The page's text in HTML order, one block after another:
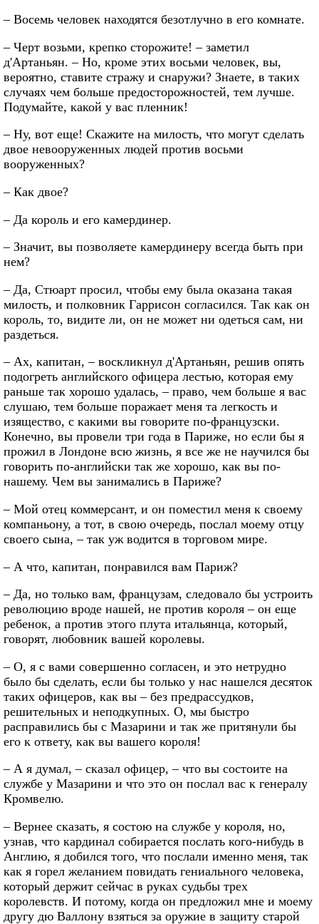
– Восемь человек находятся безотлучно в его комнате.
– Черт возьми, крепко сторожите! – заметил
д'Артаньян. – Но, кроме этих восьми человек, вы,
вероятно, ставите стражу и снаружи? Знаете, в таких
случаях чем больше предосторожностей, тем лучше.
Подумайте, какой у вас пленник!
– Ну, вот еще! Скажите на милость, что могут сделать
двое невооруженных людей против восьми
вооруженных?
– Как двое?
– Да король и его камердинер.
– Значит, вы позволяете камердинеру всегда быть при
нем?
– Да, Стюарт просил, чтобы ему была оказана такая
милость, и полковник Гаррисон согласился. Так как он
король, то, видите ли, он не может ни одеться сам, ни
раздеться.
– Ах, капитан, – воскликнул д'Артаньян, решив опять
подогреть английского офицера лестью, которая ему
раньше так хорошо удалась, – право, чем больше я вас
слушаю, тем больше поражает меня та легкость и
изящество, с какими вы говорите по-французски.
Конечно, вы провели три года в Париже, но если бы я
прожил в Лондоне всю жизнь, я все же не научился бы
говорить по-английски так же хорошо, как вы по-
нашему. Чем вы занимались в Париже?
– Мой отец коммерсант, и он поместил меня к своему
компаньону, а тот, в свою очередь, послал моему отцу
своего сына, – так уж водится в торговом мире.
– А что, капитан, понравился вам Париж?
– Да, но только вам, французам, следовало бы устроить
революцию вроде нашей, не против короля – он еще
ребенок, а против этого плута итальянца, который,
говорят, любовник вашей королевы.
– О, я с вами совершенно согласен, и это нетрудно
было бы сделать, если бы только у нас нашелся десяток
таких офицеров, как вы – без предрассудков,
решительных и неподкупных. О, мы быстро
расправились бы с Мазарини и так же притянули бы
его к ответу, как вы вашего короля!
– А я думал, – сказал офицер, – что вы состоите на
службе у Мазарини и что это он послал вас к генералу
Кромвелю.
– Вернее сказать, я состою на службе у короля, но,
узнав, что кардинал собирается послать кого-нибудь в
Англию, я добился того, что послали именно меня, так
как я горел желанием повидать гениального человека,
который держит сейчас в руках судьбы трех
королевств. И потому, когда он предложил мне и моему
другу дю Валлону взяться за оружие в защиту старой